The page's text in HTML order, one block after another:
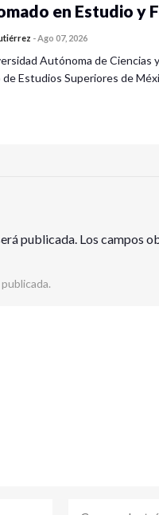
en Estudio y
-Ago 07, 2026
Autónoma de Ciencias
Estudios Superiores de
publicada. Los campos